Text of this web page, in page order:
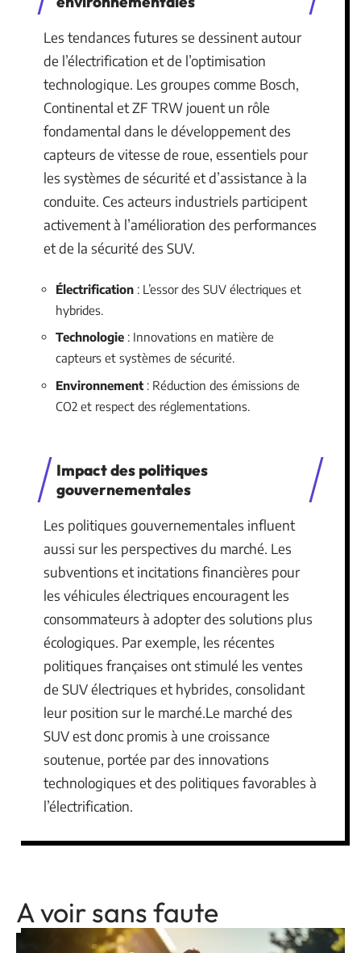
Les tendances futures se dessinent autour
de l’électrification et de l’optimisation
technologique. Les groupes comme Bosch,
Continental et ZF TRW jouent un rôle
fondamental dans le développement des
capteurs de vitesse de roue, essentiels pour
les systèmes de sécurité et d’assistance à la
conduite. Ces acteurs industriels participent
activement à l’amélioration des performances
et de la sécurité des SUV.
Électrification : L’essor des SUV électriques et
hybrides.
Technologie : Innovations en matière de
capteurs et systèmes de sécurité.
Environnement : Réduction des émissions de
CO2 et respect des réglementations.
Impact des politiques
gouvernementales
Les politiques gouvernementales influent
aussi sur les perspectives du marché. Les
subventions et incitations financières pour
les véhicules électriques encouragent les
consommateurs à adopter des solutions plus
écologiques. Par exemple, les récentes
politiques françaises ont stimulé les ventes
de SUV électriques et hybrides, consolidant
leur position sur le marché.Le marché des
SUV est donc promis à une croissance
soutenue, portée par des innovations
technologiques et des politiques favorables à
l’électrification.
A voir sans faute